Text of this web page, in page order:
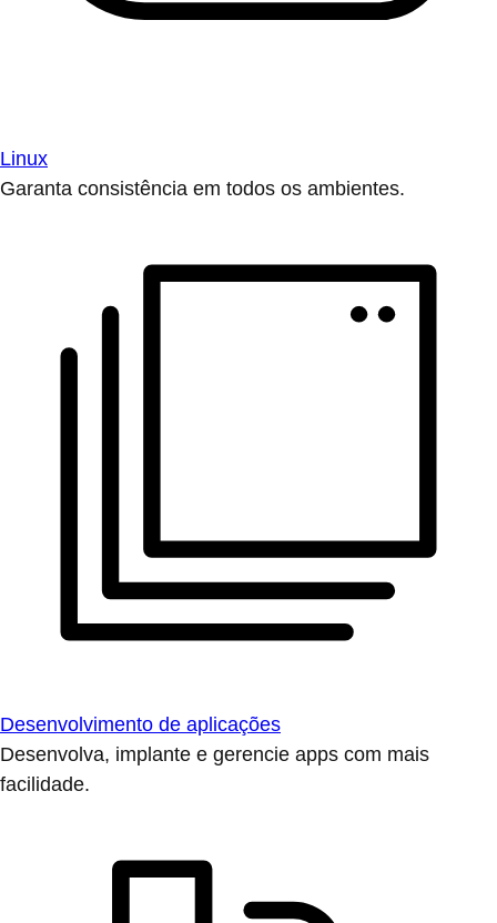
Linux
Garanta consistência em todos os ambientes.
Desenvolvimento de aplicações
Desenvolva, implante e gerencie apps com mais
facilidade.